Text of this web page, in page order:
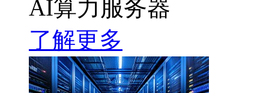
AI算力服务器
了解更多